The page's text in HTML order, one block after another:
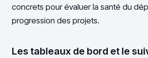
concrets pour évaluer la santé du
progression des projets.
Les tableaux de bord et le